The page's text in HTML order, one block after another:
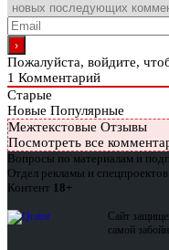
Пожалуйста, войдите,
1 Комментарий
Старые
Новые Популярные
Межтекстовые Отзывы
Посмотреть все
Вопросы по материалам и
Отдел рекламы и спецпроектов:
Контент 18+
Сайт
самой